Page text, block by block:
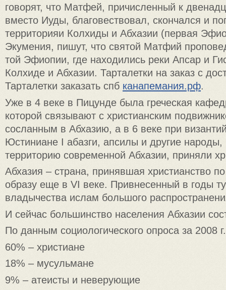
говорят, что Матфей, причисленный к
вместо Иуды, благовествовал, скончался и
территорияи Колхиды и Абхазии (первая
Экумения, пишут, что святой Матфий
той Эфиопии, где находились реки Апсар и
Колхиде и Абхазии. Тарталетки на заказ с
Тарталетки заказать спб канапемания.рф.
Уже в 4 веке в Пицунде была греческая
которой связывают с христианским
сосланным в Абхазию, а в 6 веке при
Юстиниане I абазги, апсилы и другие
территорию современной Абхазии, приняли
Абхазия – страна, принявшая христианство
образу еще в VI веке. Привнесенный в годы
владычества ислам большого
И сейчас большинство населения Абхазии
По данным социологического опроса за 2008
60% – христиане
18% – мусульмане
9% – атеисты и неверующие